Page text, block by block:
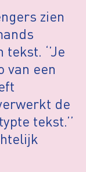
zien
‘’Je
van een
de
tekst.’’